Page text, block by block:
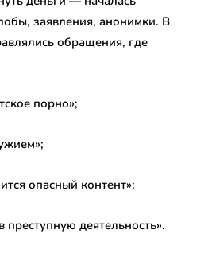
заявления, анонимки. В
обращения, где
порно»;
опасный контент»;
преступную деятельность».